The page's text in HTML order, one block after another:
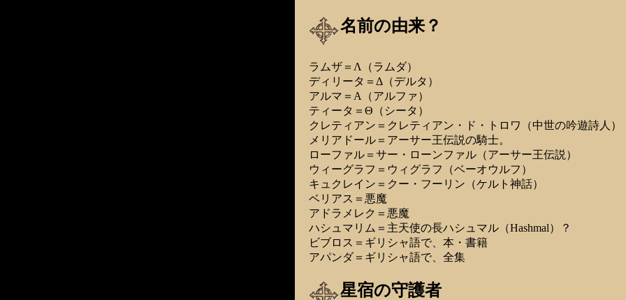
名前の由来？
ラムザ＝Λ（ラムダ）
ディリータ＝Δ（デルタ）
アルマ＝Α（アルファ）
ティータ＝Θ（シータ）
クレティアン＝クレティアン・ド・トロワ（中世の吟遊詩人）
メリアドール＝アーサー王伝説の騎士。
ローファル＝サー・ローンファル（アーサー王伝説）
ウィーグラフ＝ウィグラフ（ベーオウルフ）
キュクレイン＝クー・フーリン（ケルト神話）
ベリアス＝悪魔
アドラメレク＝悪魔
ハシュマリム＝主天使の長ハシュマル（Hashmal）？
ビブロス＝ギリシャ語で、本・書籍
アパンダ＝ギリシャ語で、全集
星宿の守護者